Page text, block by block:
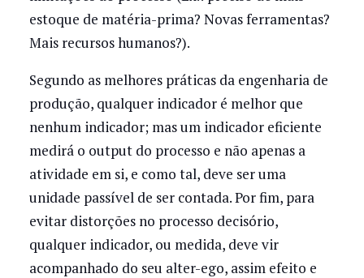
estoque de matéria-prima? Novas ferramentas?
Mais recursos humanos?).
Segundo as melhores práticas da engenharia de
produção, qualquer indicador é melhor que
nenhum indicador; mas um indicador eficiente
medirá o output do processo e não apenas a
atividade em si, e como tal, deve ser uma
unidade passível de ser contada. Por fim, para
evitar distorções no processo decisório,
qualquer indicador, ou medida, deve vir
acompanhado do seu alter-ego, assim efeito e